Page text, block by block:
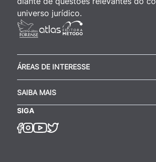
universo jurídico.
ÁREAS DE INTERESSE
SAIBA MAIS
SIGA